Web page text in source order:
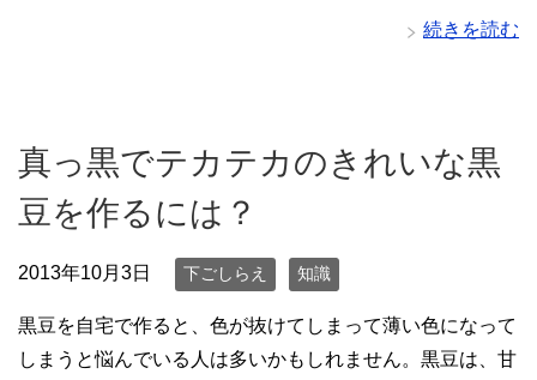
続きを読む
真っ黒でテカテカのきれいな黒
豆を作るには？
2013年10月3日 下ごしらえ 知識
黒豆を自宅で作ると、色が抜けてしまって薄い色になって
しまうと悩んでいる人は多いかもしれません。黒豆は、甘